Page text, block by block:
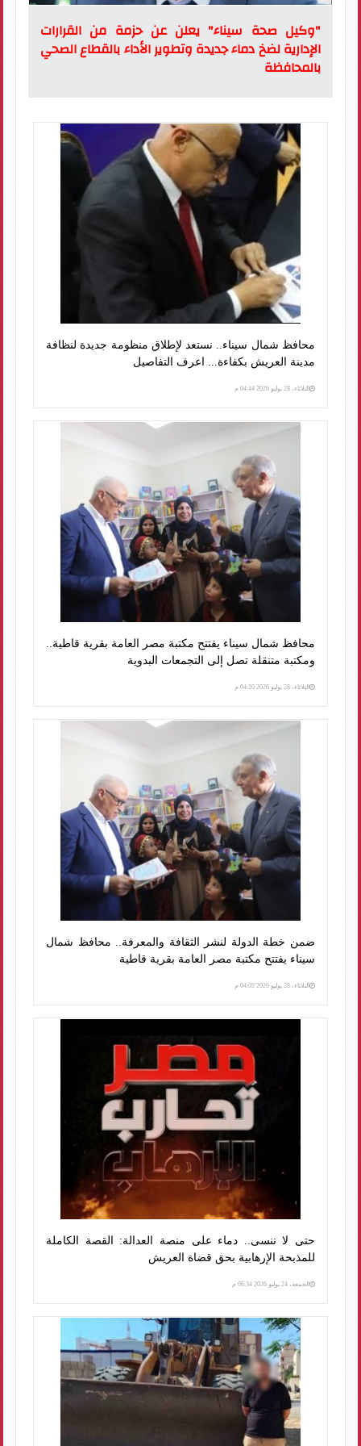
"وكيل صحة سيناء" يعلن عن حزمة من القرارات
الإدارية لضخ دماء جديدة وتطوير الأداء بالقطاع الصحي
بالمحافظة
محافظ شمال سيناء.. نستعد لإطلاق منظومة جديدة لنظافة
مدينة العريش بكفاءة... اعرف التفاصيل
الثلاثاء، 28 يوليو 2026 04:44 م
محافظ شمال سيناء يفتتح مكتبة مصر العامة بقرية قاطية..
ومكتبة متنقلة تصل إلى التجمعات البدوية
الثلاثاء، 28 يوليو 2026 04:20 م
ضمن خطة الدولة لنشر الثقافة والمعرفة.. محافظ شمال
سيناء يفتتح مكتبة مصر العامة بقرية قاطية
الثلاثاء، 28 يوليو 2026 04:05 م
حتى لا ننسى.. دماء على منصة العدالة: القصة الكاملة
للمذبحة الإرهابية بحق قضاة العريش
الجمعة، 24 يوليو 2026 06:34 م